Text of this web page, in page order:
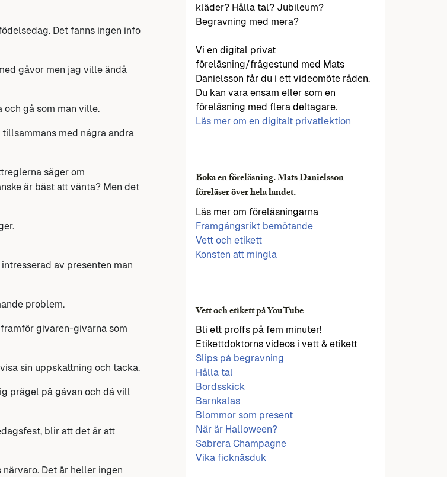
Det fanns ingen info
gåvor men jag ville ändå
och gå som man ville.
med några andra
säger om
är bäst att vänta? Men det
av presenten man
problem.
givaren-givarna som
sin uppskattning och tacka.
prägel på gåvan och då vill
blir att det är att
Det är heller ingen
kläder? Hålla tal? Jubileum?
Begravning med mera?
Vi en digital privat
föreläsning/frågestund med Mats
Danielsson får du i ett videomöte råden.
Du kan vara ensam eller som en
föreläsning med flera deltagare.
Läs mer om en digitalt privatlektion
Boka en föreläsning. Mats Danielsson
föreläser över hela landet.
Läs mer om föreläsningarna
Framgångsrikt bemötande
Vett och etikett
Konsten att mingla
Vett och etikett på YouTube
Bli ett proffs på fem minuter!
Etikettdoktorns videos i vett & etikett
Slips på begravning
Hålla tal
Bordsskick
Barnkalas
Blommor som present
När är Halloween?
Sabrera Champagne
Vika ficknäsduk